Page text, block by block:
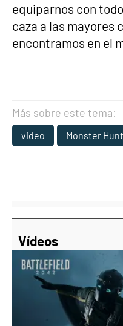
equiparnos con
caza a las mayores
encontramos en el
Más sobre este tema:
video Monster
Vídeos